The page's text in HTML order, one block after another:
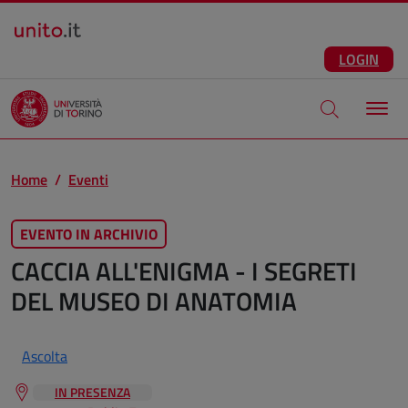
Salta al contenuto principale
LOGIN
Apri modale
Home Eventi
EVENTO IN ARCHIVIO
CACCIA ALL'ENIGMA - I SEGRETI
DEL MUSEO DI ANATOMIA
Ascolta
IN PRESENZA